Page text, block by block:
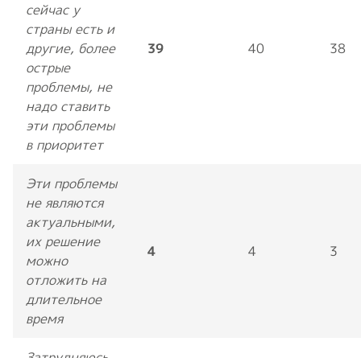
сейчас у
страны есть и
другие, более
острые
проблемы, не
надо ставить
эти проблемы
в приоритет
39 40 38
Эти проблемы
не являются
актуальными,
их решение
можно
отложить на
длительное
время
4 4 3